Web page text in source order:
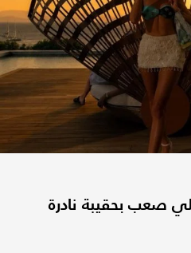
صعب بحقيبة نادرة